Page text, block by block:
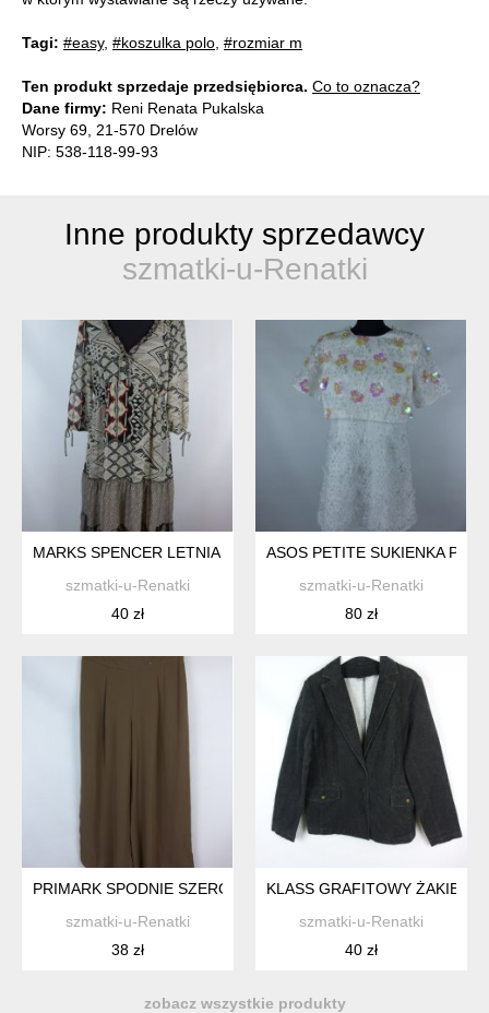
Tagi: #easy, #koszulka polo #rozmiar m
Ten produkt sprzedaje przedsiębiorca. Co to oznacza?
Dane firmy: Reni Renata Pukalska
Worsy 69, 21-570 Drelów
NIP: 538-118-99-93
Inne produkty sprzedawcy
szmatki-u-Renatki
MARKS SPENCER LETNIA SZYFONOWA SUKIENKA FALBANY
szmatki-u-Renatki
40 zł
ASOS PETITE SUKIENKA
szmatki-u-Renatki
80 zł
PRIMARK SPODNIE SZEROKIE PROSTE PALAZZO OLIWKA
szmatki-u-Renatki
38 zł
KLASS GRAFITOWY ŻAKIET
szmatki-u-Renatki
40 zł
zobacz wszystkie produkty